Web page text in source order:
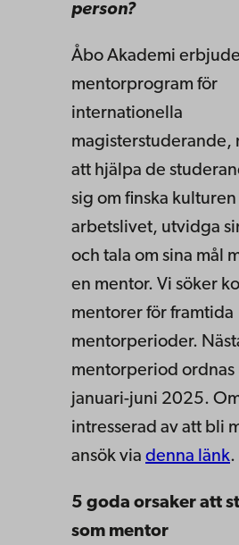
person?
Åbo Akademi
mentorprogram för
internationella
magisterstuderande,
att hjälpa de
sig om finska kulturen
arbetslivet, utvidga
och tala om sina mål
en mentor. Vi söker
mentorer för framtida
mentorperioder.
mentorperiod
januari-juni 2025.
intresserad av att bli
ansök via denna länk.
5 goda orsaker att
som mentor